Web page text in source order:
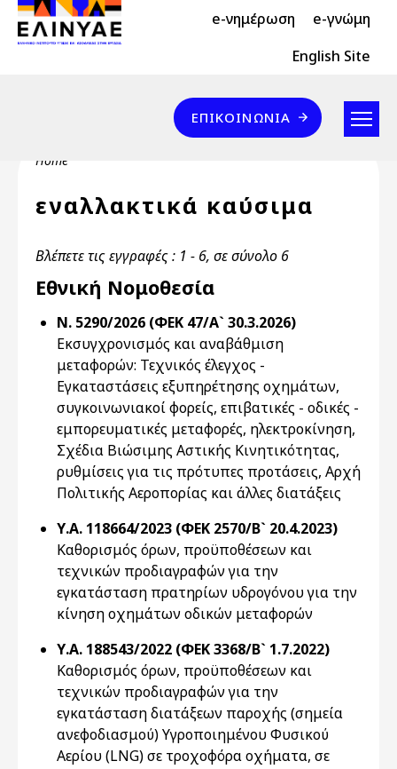
Skip to main content
Header Top 2 e-νημέρωση e-γνώμη
Header Top English Site
Επικοινωνία
ΕΠΙΚΟΙΝΩΝΊΑ
Breadcrumb
Home
εναλλακτικά καύσιμα
Βλέπετε τις εγγραφές : 1 - 6, σε σύνολο 6
Εθνική Νομοθεσία
Ν. 5290/2026 (ΦΕΚ 47/Α` 30.3.2026)
Εκσυγχρονισμός και αναβάθμιση
μεταφορών: Τεχνικός έλεγχος -
Εγκαταστάσεις εξυπηρέτησης οχημάτων,
συγκοινωνιακοί φορείς, επιβατικές - οδικές -
εμπορευματικές μεταφορές, ηλεκτροκίνηση,
Σχέδια Βιώσιμης Αστικής Κινητικότητας,
ρυθμίσεις για τις πρότυπες προτάσεις, Αρχή
Πολιτικής Αεροπορίας και άλλες διατάξεις
Υ.Α. 118664/2023 (ΦΕΚ 2570/Β` 20.4.2023)
Καθορισμός όρων, προϋποθέσεων και
τεχνικών προδιαγραφών για την
εγκατάσταση πρατηρίων υδρογόνου για την
κίνηση οχημάτων οδικών μεταφορών
Υ.Α. 188543/2022 (ΦΕΚ 3368/Β` 1.7.2022)
Καθορισμός όρων, προϋποθέσεων και
τεχνικών προδιαγραφών για την
εγκατάσταση διατάξεων παροχής (σημεία
ανεφοδιασμού) Υγροποιημένου Φυσικού
Αερίου (LNG) σε τροχοφόρα οχήματα, σε